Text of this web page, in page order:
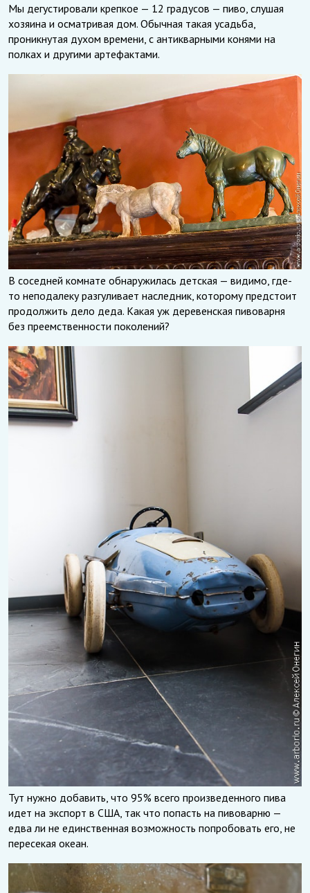
Мы дегустировали крепкое — 12 градусов — пиво, слушая
хозяина и осматривая дом. Обычная такая усадьба,
проникнутая духом времени, с антикварными конями на
полках и другими артефактами.
В соседней комнате обнаружилась детская — видимо, где-
то неподалеку разгуливает наследник, которому предстоит
продолжить дело деда. Какая уж деревенская пивоварня
без преемственности поколений?
Тут нужно добавить, что 95% всего произведенного пива
идет на экспорт в США, так что попасть на пивоварню —
едва ли не единственная возможность попробовать его, не
пересекая океан.